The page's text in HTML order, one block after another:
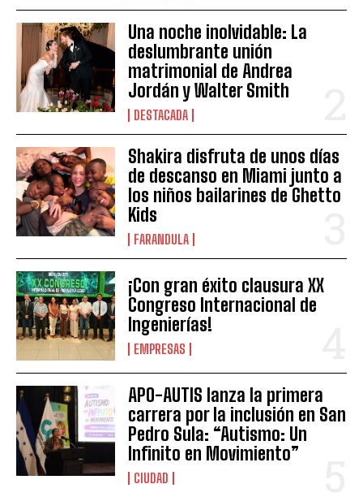
Una noche inolvidable: La
deslumbrante unión
matrimonial de Andrea
Jordán y Walter Smith
DESTACADA
Shakira disfruta de unos días
de descanso en Miami junto a
los niños bailarines de Ghetto
Kids
FARANDULA
¡Con gran éxito clausura XX
Congreso Internacional de
Ingenierías!
EMPRESAS
APO-AUTIS lanza la primera
carrera por la inclusión en San
Pedro Sula: “Autismo: Un
Infinito en Movimiento”
CIUDAD